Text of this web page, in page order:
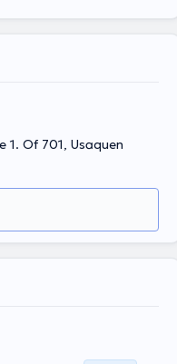
1. Of 701, Usaquen